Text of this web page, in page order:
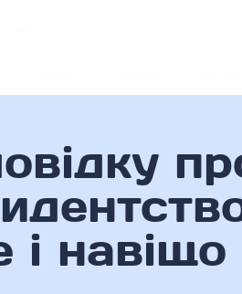
і навіщо